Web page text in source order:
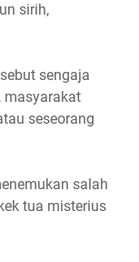
sirih,
sengaja
masyarakat
seseorang
salah
tua misterius